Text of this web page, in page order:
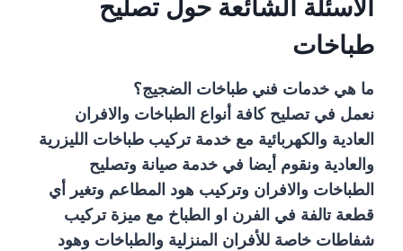
الأسئلة الشائعة حول تصليح
طباخات
ما هي خدمات فني طباخات الضجيج؟
نعمل في تصليح كافة أنواع الطباخات والافران
العادية والكهربائية مع خدمة تركيب طباخات الليزرية
والعادية ونقوم أيضا في خدمة صيانة وتصليح
الطباخات والافران وتركيب هود المطاعم وتغير أي
قطعة تالفة في الفرن او الطباخ مع ميزة تركيب
شفاطات خاصة للأفران المنزلية والطباخات وهود